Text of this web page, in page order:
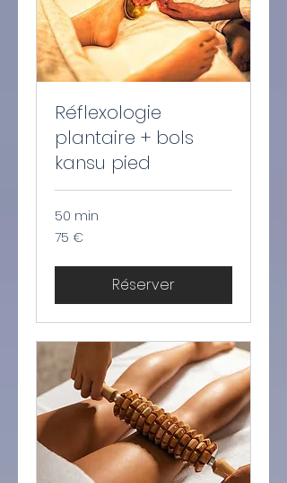
Réflexologie
plantaire + bols
kansu pied
50 min
75
euros
75 €
Réserver